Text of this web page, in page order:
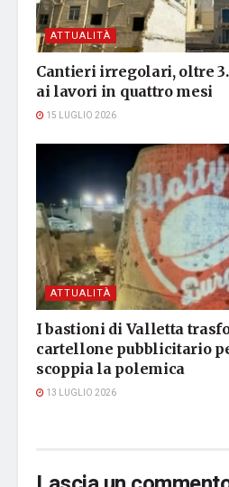
ATTUALITÀ
Cantieri irregolari, oltre
ai lavori in quattro mesi
15 LUGLIO 2026
ATTUALITÀ
I bastioni di Valletta
cartellone pubblicitario
scoppia la polemica
13 LUGLIO 2026